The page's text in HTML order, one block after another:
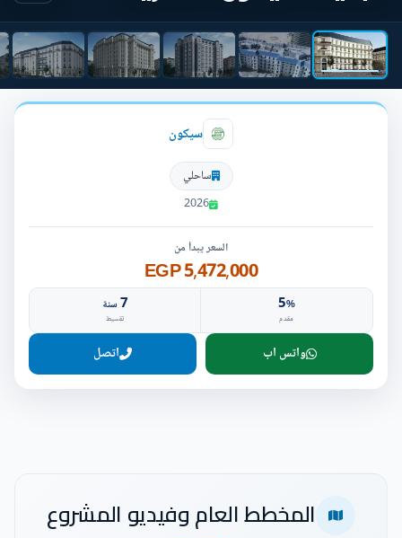
سيكون
ساحلي
2026
السعر يبدأ من
5,472,000 EGP
5%
مقدم
7سنة
تقسيط
واتس اب اتصل
المخطط العام وفيديو المشروع